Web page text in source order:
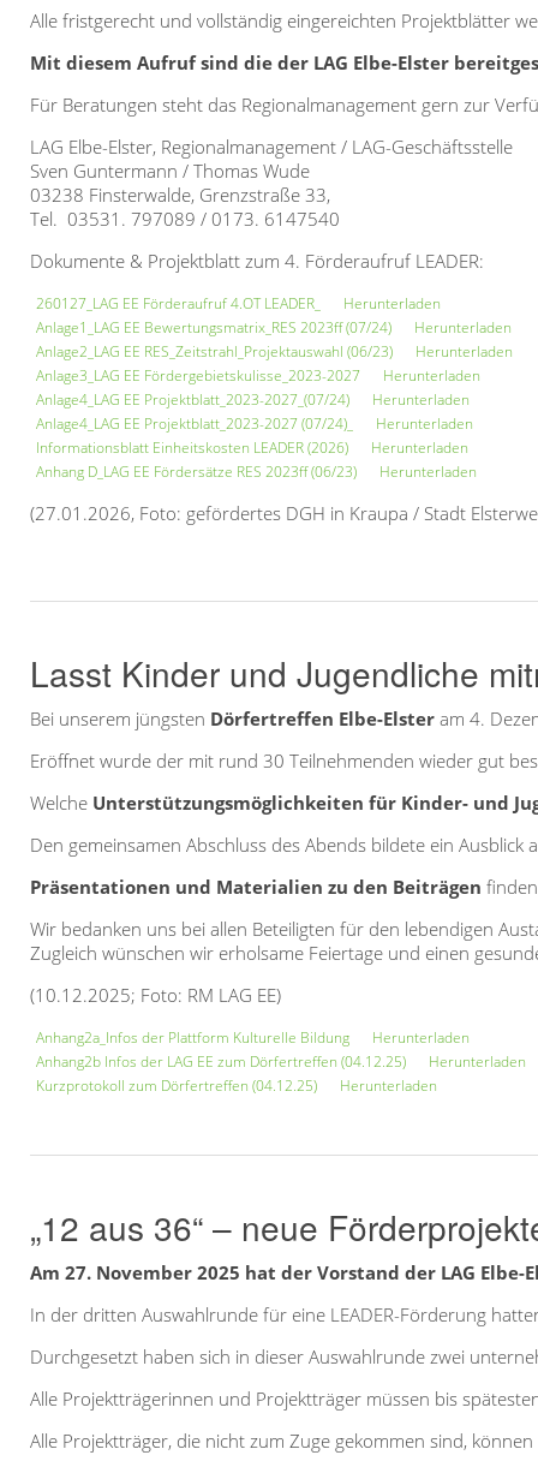
Alle fristgerecht und vollständig eingereichten Projektblätter
Mit diesem Aufruf sind die der LAG Elbe-Elster
Für Beratungen steht das Regionalmanagement gern zur
LAG Elbe-Elster, Regionalmanagement / LAG-Geschäftsstelle
Sven Guntermann / Thomas Wude
03238 Finsterwalde, Grenzstraße 33,
Tel. 03531. 797089 / 0173. 6147540
Dokumente & Projektblatt zum 4. Förderaufruf LEADER:
260127_LAG EE Förderaufruf 4.OT LEADER_
Herunterladen
Anlage1_LAG EE Bewertungsmatrix_RES 2023ff (07/24)
Herunterladen
Anlage2_LAG EE RES_Zeitstrahl_Projektauswahl (06/23)
Herunterladen
Anlage3_LAG EE Fördergebietskulisse_2023-2027
Herunterladen
Anlage4_LAG EE Projektblatt_2023-2027_(07/24)
Herunterladen
Anlage4_LAG EE Projektblatt_2023-2027 (07/24)_
Herunterladen
Informationsblatt Einheitskosten LEADER (2026)
Herunterladen
Anhang D_LAG EE Fördersätze RES 2023ff (06/23)
Herunterladen
(27.01.2026, Foto: gefördertes DGH in Kraupa / Stadt
Lasst Kinder und Jugendliche
Bei unserem jüngsten Dörfertreffen Elbe-Elsteram 4.
Eröffnet wurde der mit rund 30 Teilnehmenden wieder gut
Welche Unterstützungsmöglichkeiten für Kinder- und
Den gemeinsamen Abschluss des Abends bildete ein Ausblick
Präsentationen und Materialien zu den Beiträgen
Wir bedanken uns bei allen Beteiligten für den lebendigen
Zugleich wünschen wir erholsame Feiertage und einen
(10.12.2025; Foto: RM LAG EE)
Anhang2a_Infos der Plattform Kulturelle Bildung
Herunterladen
Anhang2b Infos der LAG EE zum Dörfertreffen (04.12.25)
Herunterladen
Kurzprotokoll zum Dörfertreffen (04.12.25)
Herunterladen
„12 aus 36“ – neue
Am 27. November 2025 hat der Vorstand der LAG
In der dritten Auswahlrunde für eine LEADER-Förderung
Durchgesetzt haben sich in dieser Auswahlrunde zwei
Alle Projektträgerinnen und Projektträger müssen bis
Alle Projektträger, die nicht zum Zuge gekommen sind,